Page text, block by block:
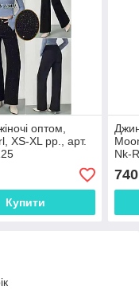
оптом,
XS-XL рр., арт.
Купити
Nk-
740